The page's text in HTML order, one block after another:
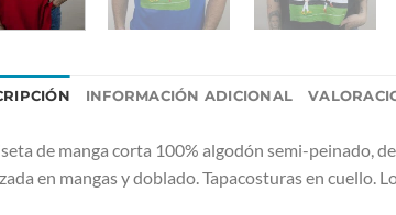
INFORMACIÓN ADICIONAL
de manga corta 100% algodón semi-peinado,
en mangas y doblado. Tapacosturas en cuello.